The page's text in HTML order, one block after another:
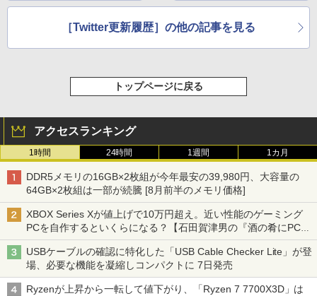
［Twitter更新履歴］の他の記事を見る
トップページに戻る
アクセスランキング
1時間 24時間 1週間 1カ月
DDR5メモリの16GB×2枚組が今年最安の39,980円、大容量の
64GB×2枚組は一部が続騰 [8月前半のメモリ価格]
XBOX Series Xが値上げで10万円超え。近い性能のゲーミング
PCを自作するといくらになる？【石田賀津男の『酒の肴にPCゲ
ーム』】
USBケーブルの確認に特化した「USB Cable Checker Lite」が登
場、必要な機能を凝縮しコンパクトに 7日発売
Ryzenが上昇から一転して値下がり、「Ryzen 7 7700X3D」は